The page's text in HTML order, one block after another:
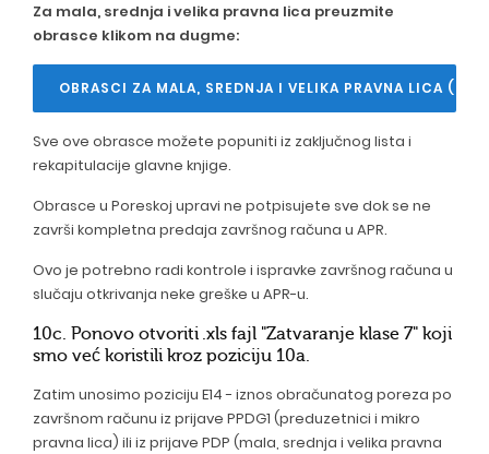
Za mala, srednja i velika pravna lica preuzmite
obrasce klikom na dugme:
OBRASCI ZA MALA, SREDNJA I VELIKA PRAVNA LICA
Sve ove obrasce možete popuniti iz zaključnog lista i
rekapitulacije glavne knjige.
Obrasce u Poreskoj upravi ne potpisujete sve dok se ne
završi kompletna predaja završnog računa u APR.
Ovo je potrebno radi kontrole i ispravke završnog računa u
slučaju otkrivanja neke greške u APR-u.
10c. Ponovo otvoriti .xls fajl "Zatvaranje klase 7" koji
smo već koristili kroz poziciju 10a.
Zatim unosimo poziciju E14 - iznos obračunatog poreza po
završnom računu iz prijave PPDG1 (preduzetnici i mikro
pravna lica) ili iz prijave PDP (mala, srednja i velika pravna